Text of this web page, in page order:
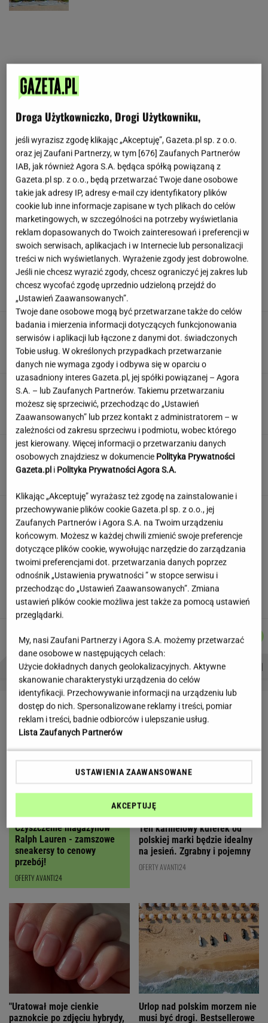
Wachowicz wraz z Kurzopkami
pożegnała się z "halo tu polsat". Mówi o
zaskoczeniu
MARCIN WOLNIAK
Nowe informacje o mężczyźnie spod Śnieżki.
To Polak
Quiz tylko dla orłów? 90% z was nie zgarnie
maksa w Szybkiej Piątce
Jeden wakacyjny nawyk może mieć
nieprzyjemne konsekwencje. Też tak robisz?
MATERIAŁ PROMOCYJNY
Partnerka Litewki po jego
śmierci: Niektórzy zlecieli się jak sępy
SUBSKRYPCJA
20 lat temu pokazali, że w Polsce też można
zrobić "Amerykę"
MARTA KORYCKA
Autorzy:
MAIKOWSKI
TRELA
KIEDROWSKI
BECZEK
PROBLEMY POLSKICH SIATKARZY ZNAK Z '30' WISŁAWA SZYMBORSKA
LETNIE OKAZJE
Czyszczenie magazynów
Ralph Lauren - zamszowe
sneakersy to cenowy
przebój!
OFERTY AVANTI24
Ten karmelowy kuferek od
polskiej marki będzie idealny
na jesień. Zgrabny i pojemny
OFERTY AVANTI24
"Uratował moje cienkie
paznokcie po zdjęciu hybrydy,
Urlop nad polskim morzem nie
musi być drogi. Bestsellerowe
Droga Użytkowniczko, Drogi Użytkowniku,
jeśli wyrazisz zgodę klikając „Akceptuję”, Gazeta.pl sp. z o.o.
oraz jej Zaufani Partnerzy, w tym [676] Zaufanych Partnerów
IAB, jak również Agora S.A. będąca spółką powiązaną z
Gazeta.pl sp. z o.o., będą przetwarzać Twoje dane osobowe
takie jak adresy IP, adresy e-mail czy identyfikatory plików
cookie lub inne informacje zapisane w tych plikach do celów
marketingowych, w szczególności na potrzeby wyświetlania
reklam dopasowanych do Twoich zainteresowań i preferencji w
swoich serwisach, aplikacjach i w Internecie lub personalizacji
treści w nich wyświetlanych. Wyrażenie zgody jest dobrowolne.
Jeśli nie chcesz wyrazić zgody, chcesz ograniczyć jej zakres lub
chcesz wycofać zgodę uprzednio udzieloną przejdź do
„Ustawień Zaawansowanych”.
Twoje dane osobowe mogą być przetwarzane także do celów
badania i mierzenia informacji dotyczących funkcjonowania
serwisów i aplikacji lub łączone z danymi dot. świadczonych
Tobie usług. W określonych przypadkach przetwarzanie
danych nie wymaga zgody i odbywa się w oparciu o
uzasadniony interes Gazeta.pl, jej spółki powiązanej – Agora
S.A. – lub Zaufanych Partnerów. Takiemu przetwarzaniu
możesz się sprzeciwić, przechodząc do „Ustawień
Zaawansowanych” lub przez kontakt z administratorem – w
zależności od zakresu sprzeciwu i podmiotu, wobec którego
jest kierowany. Więcej informacji o przetwarzaniu danych
osobowych znajdziesz w dokumencie Polityka Prywatności
Gazeta.pl i Polityka Prywatności Agora S.A.
Klikając „Akceptuję” wyrażasz też zgodę na zainstalowanie i
przechowywanie plików cookie Gazeta.pl sp. z o.o., jej
Zaufanych Partnerów i Agora S.A. na Twoim urządzeniu
końcowym. Możesz w każdej chwili zmienić swoje preferencje
dotyczące plików cookie, wywołując narzędzie do zarządzania
twoimi preferencjami dot. przetwarzania danych poprzez
odnośnik „Ustawienia prywatności ” w stopce serwisu i
przechodząc do „Ustawień Zaawansowanych”. Zmiana
ustawień plików cookie możliwa jest także za pomocą ustawień
przeglądarki.
My, nasi Zaufani Partnerzy i Agora S.A. możemy przetwarzać
dane osobowe w następujących celach:
Użycie dokładnych danych geolokalizacyjnych. Aktywne
skanowanie charakterystyki urządzenia do celów
identyfikacji. Przechowywanie informacji na urządzeniu lub
dostęp do nich. Spersonalizowane reklamy i treści, pomiar
reklam i treści, badnie odbiorców i ulepszanie usług.
Lista Zaufanych Partnerów
USTAWIENIA ZAAWANSOWANE
AKCEPTUJĘ